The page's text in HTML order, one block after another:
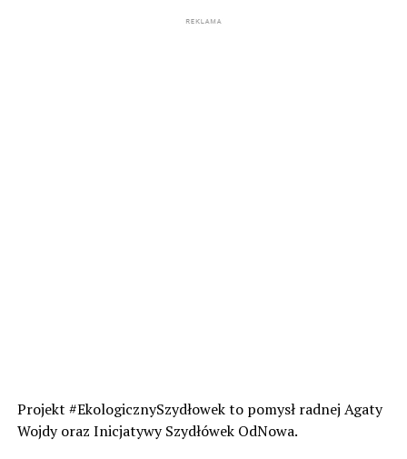
Projekt #EkologicznySzydłowek to pomysł radnej Agaty
Wojdy oraz Inicjatywy Szydłówek OdNowa.